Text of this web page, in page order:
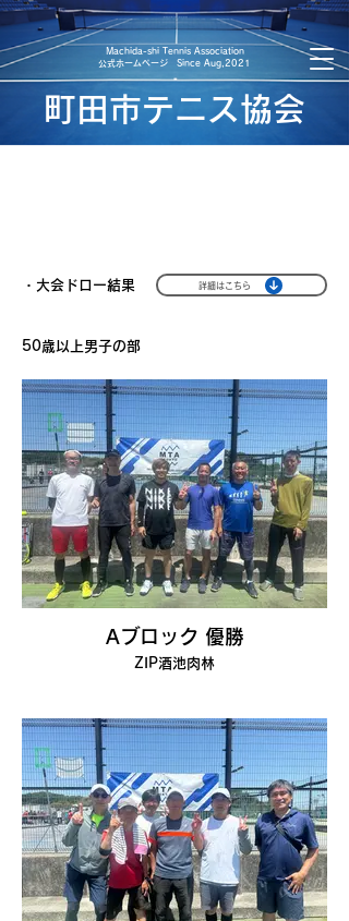
町田市テニス協会
​Machida-shi Tennis Association
​公式ホームページ Since Aug,2021
・大会ドロー結果 詳細はこちら
50歳以上男子の部
Aブロック 優勝
ZIP酒池肉林